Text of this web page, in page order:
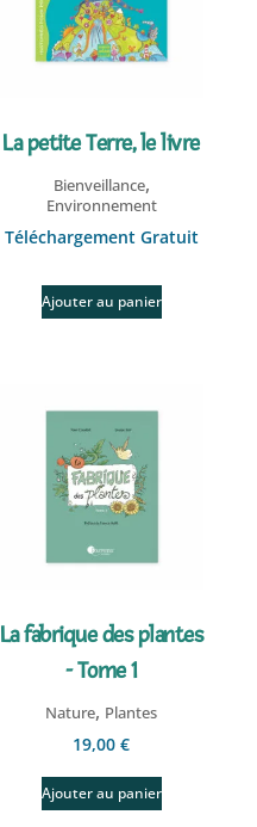
La petite Terre, le livre
Bienveillance,
Environnement
Téléchargement Gratuit
Ajouter au panier
La fabrique des plantes
- Tome 1
Nature, Plantes
19,00€
Ajouter au panier